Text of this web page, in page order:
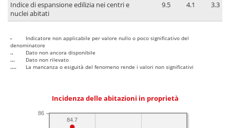
Indice di espansione edilizia nei centri e
nuclei abitati
9.5 4.1 3.3
-
Indicatore non applicabile per valore nullo o poco significativo del
denominatore
..
Dato non ancora disponibile
...
Dato non rilevato
....
La mancanza o esiguità del fenomeno rende i valori non significativi
Incidenza delle abitazioni in proprietà
86
84.7